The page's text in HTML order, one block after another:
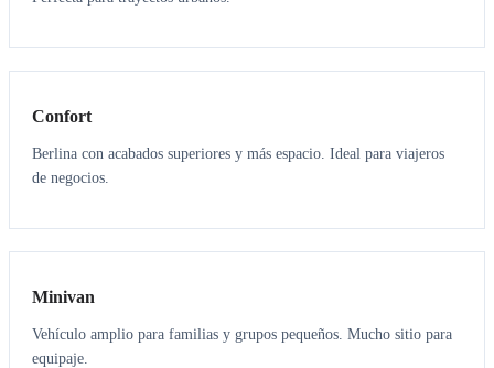
3 3
Confort
Berlina con acabados superiores y más espacio. Ideal para viajeros
de negocios.
6 5
Minivan
Vehículo amplio para familias y grupos pequeños. Mucho sitio para
equipaje.